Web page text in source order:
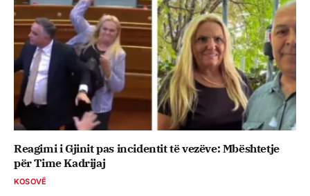
Reagimi i Gjinit pas incidentit të vezëve: Mbështetje
për Time Kadrijaj
KOSOVË